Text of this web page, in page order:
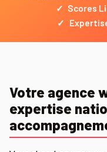
✓ Scores
✓
Votre agence
expertise